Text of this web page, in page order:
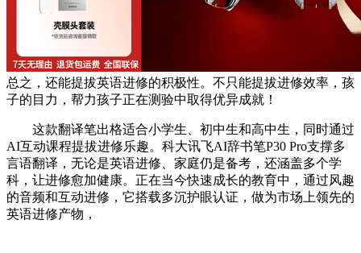
总之，还能提拔英语进修的积极性。不只能提拔进修效率，孩
子的目力，帮力孩子正在测验中取得优异成就！
这款翻译笔出格适合小学生、初中生和高中生，同时通过
AI互动课程提拔进修乐趣。科大讯飞AI辞书笔P30 Pro支撑多
言语翻译，无论是英语进修、家庭仍是备考，还涵盖多个学
科，让进修愈加健康。正在当今快速成长的教育中，通过风趣
的音频和互动进修，它搭载多沉护眼认证，做为市场上领先的
英语进修产物，